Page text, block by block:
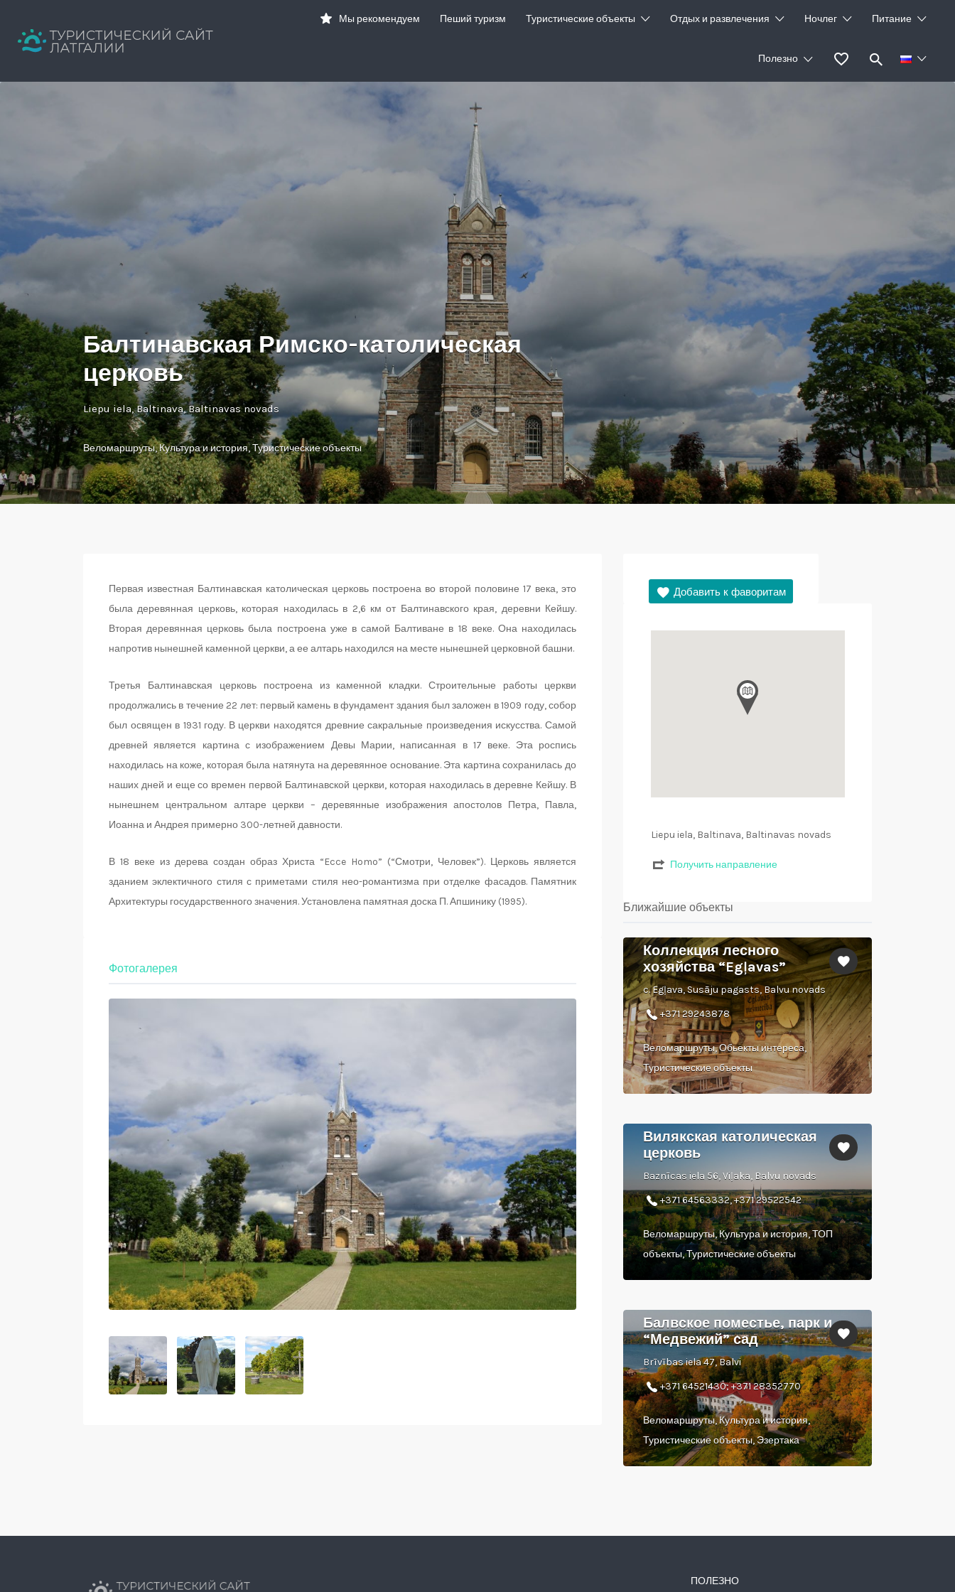
Мы рекомендуем Пеший туризм Туристические объекты Отдых и развлечения Ночлег Питание
Полезно
Балтинавская Римско-католическая
церковь
Liepu iela, Baltinava, Baltinavas novads
Веломаршруты,Культура и история,Туристические объекты
Первая известная Балтинавская католическая церковь построена во второй половине 17 века, это
была деревянная церковь, которая находилась в 2,6 км от Балтинавского края, деревни Кейшу.
Вторая деревянная церковь была построена уже в самой Балтиване в 18 веке. Она находилась
напротив нынешней каменной церкви, а ее алтарь находился на месте нынешней церковной башни.
Третья Балтинавская церковь построена из каменной кладки. Строительные работы церкви
продолжались в течение 22 лет: первый камень в фундамент здания был заложен в 1909 году, собор
был освящен в 1931 году. В церкви находятся древние сакральные произведения искусства. Самой
древней является картина с изображением Девы Марии, написанная в 17 веке. Эта роспись
находилась на коже, которая была натянута на деревянное основание. Эта картина сохранилась до
наших дней и еще со времен первой Балтинавской церкви, которая находилась в деревне Кейшу. В
нынешнем центральном алтаре церкви – деревянные изображения апостолов Петра, Павла,
Иоанна и Андрея примерно 300-летней давности.
В 18 веке из дерева создан образ Христа “Ecce Homo” (“Смотри, Человек”). Церковь является
зданием эклектичного стиля с приметами стиля нео-романтизма при отделке фасадов. Памятник
Архитектуры государственного значения. Установлена памятная доска П. Апшинику (1995).
Фотогалерея
Liepu iela, Baltinava, Baltinavas novads
Получить направление
Ближайшие объекты
Коллекция лесного
хозяйства “Egļavas”
c. Egļava, Susāju pagasts, Balvu novads
+371 29243878
Веломаршруты, Обьекты интереса,
Туристические объекты
Вилякская католическая
церковь
Baznīcas iela 56, Viļaka, Balvu novads
+371 64563332, +371 29522542
Веломаршруты, Культура и история, ТОП
объекты, Туристические объекты
Балвское поместье, парк и
“Медвежий” сад
Brīvības iela 47, Balvi
+371 64521430; +371 28352770
Веломаршруты, Культура и история,
Туристические объекты, Эзертака
ПОЛЕЗНО